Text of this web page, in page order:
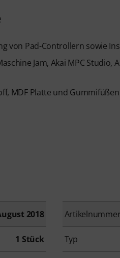
von Pad-Controllern sowie
Jam, Akai MPC Studio,
MDF Platte und Gummifüßen
2018 Artikelnummer
1 Stück Typ